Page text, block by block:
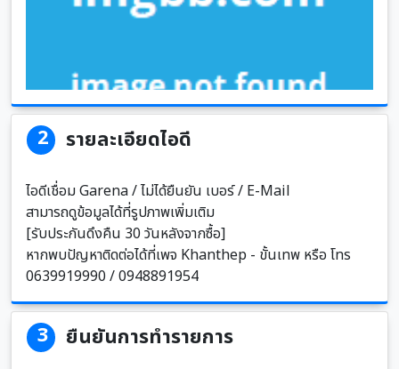
2 รายละเอียดไอดี
ไอดีเชื่อม Garena / ไม่ได้ยืนยัน เบอร์ / E-Mail
สามารถดูข้อมูลได้ที่รูปภาพเพิ่มเติม
[รับประกันดึงคืน 30 วันหลังจากซื้อ]
หากพบปัญหาติดต่อได้ที่เพจ Khanthep - ขั้นเทพ หรือ โทร
0639919990 / 0948891954
3 ยืนยันการทำรายการ